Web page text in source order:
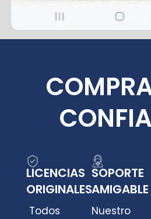
LICENCIAS
ORIGINALES
Todos
SOPORTE
AMIGABLE
Nuestro